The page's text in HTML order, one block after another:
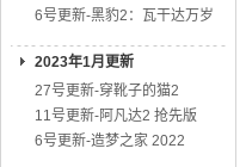
6号更新-黑豹2：瓦干达万岁
2023年1月更新
27号更新-穿靴子的猫2
11号更新-阿凡达2 抢先版
6号更新-造梦之家 2022